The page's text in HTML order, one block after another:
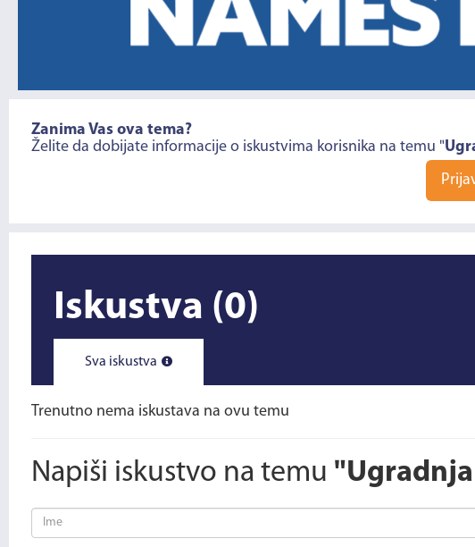
Zanima Vas ova tema?
Želite da dobijate informacije o iskustvima korisnika na temu "
Iskustva (0)
Sva iskustva
Trenutno nema iskustava na ovu temu
Napiši iskustvo na temu